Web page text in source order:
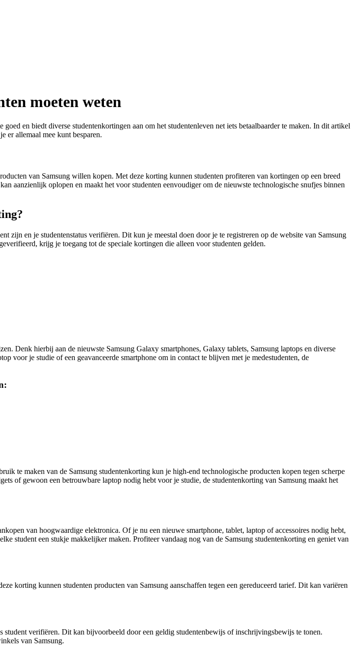
moeten weten
en biedt diverse studentenkortingen aan om het studentenleven net iets betaalbaarder te maken. In dit artikel
er allemaal mee kunt besparen.
van Samsung willen kopen. Met deze korting kunnen studenten profiteren van kortingen op een breed
aanzienlijk oplopen en maakt het voor studenten eenvoudiger om de nieuwste technologische snufjes binnen
zijn en je studentenstatus verifiëren. Dit kun je meestal doen door je te registreren op de website van Samsung
krijg je toegang tot de speciale kortingen die alleen voor studenten gelden.
Denk hierbij aan de nieuwste Samsung Galaxy smartphones, Galaxy tablets, Samsung laptops en diverse
voor je studie of een geavanceerde smartphone om in contact te blijven met je medestudenten, de
te maken van de Samsung studentenkorting kun je high-end technologische producten kopen tegen scherpe
of gewoon een betrouwbare laptop nodig hebt voor je studie, de studentenkorting van Samsung maakt het
van hoogwaardige elektronica. Of je nu een nieuwe smartphone, tablet, laptop of accessoires nodig hebt,
student een stukje makkelijker maken. Profiteer vandaag nog van de Samsung studentenkorting en geniet van
korting kunnen studenten producten van Samsung aanschaffen tegen een gereduceerd tarief. Dit kan variëren
student verifiëren. Dit kan bijvoorbeeld door een geldig studentenbewijs of inschrijvingsbewijs te tonen.
van Samsung.